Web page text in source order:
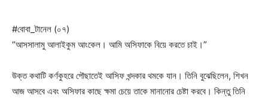
#বোবা_টানেল (০৭)
“আসসালামু আলাইকুম আংকেল। আমি অসিফাকে বিয়ে করতে চাই।”
উক্ত কথাটি কর্ণকুহরে পৌছাতেই আসিফ খন্দকার থমকে যান। তিনি বুঝেছিলেন, শিখন
আজ আসবে এবং অসিফার কাছে ক্ষমা চেয়ে তাকে মানানোর চেষ্টা করবে। কিন্তু তিনি